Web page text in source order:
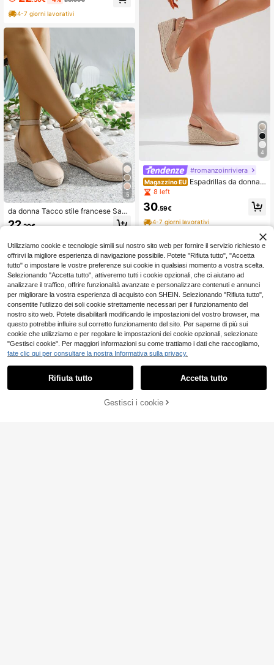
fibbia bohémien, scarpe da spiaggia
estive casual con platform, espadrill
as
4-7 giorni lavorativi
5
da donna Tacco stile francese Sand
ali con zeppa con Legare Cannucci
a tessitura , alla moda con punta rot
n cinturino alla caviglia
22.20€
4
#romanzoinriviera
Magazzino EU Espadrillas da donna c
on zeppa media e tallone scoperto
– Espadrillas con plateau in juta a p
unta chiusa con fibbia, stile estivo e
8 left
30.59€
4-7 giorni lavorativi
COMPRA ORA
Utilizziamo cookie e tecnologie simili sul nostro sito web per fornire il servizio richiesto e
offrirvi la migliore esperienza di navigazione possibile. Potete "Rifiuta tutto", "Accetta
tutto" o impostare le vostre preferenze sui cookie in qualsiasi momento a vostra scelta.
Selezionando "Accetta tutto", attiveremo tutti i cookie opzionali, che ci aiutano ad
analizzare il traffico, offrire funzionalità avanzate e personalizzare contenuti e annunci
per migliorare la vostra esperienza di acquisto con SHEIN. Selezionando "Rifiuta tutto",
consentite l'utilizzo dei soli cookie strettamente necessari per il funzionamento del
nostro sito web. Potete disabilitarli modificando le impostazioni del vostro browser, ma
questo potrebbe influire sul corretto funzionamento del sito. Per saperne di più sui
cookie che utilizziamo e per regolare le impostazioni dei cookie opzionali, selezionate
"Gestisci cookie". Per maggiori informazioni su come trattiamo i dati che raccogliamo,
fate clic qui per consultare la nostra Informativa sulla privacy.
Rifiuta tutto Accetta tutto
Gestisci i cookie